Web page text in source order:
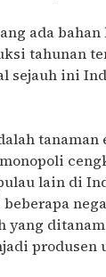
ada
tahunan
sejauh ini
lain di
yang
produsen